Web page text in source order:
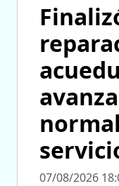
07/08/2026